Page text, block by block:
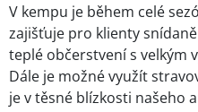
V kempu je během celé
zajišťuje pro klienty
teplé občerstvení s velkým
Dále je možné využít
je v těsné blízkosti našeho